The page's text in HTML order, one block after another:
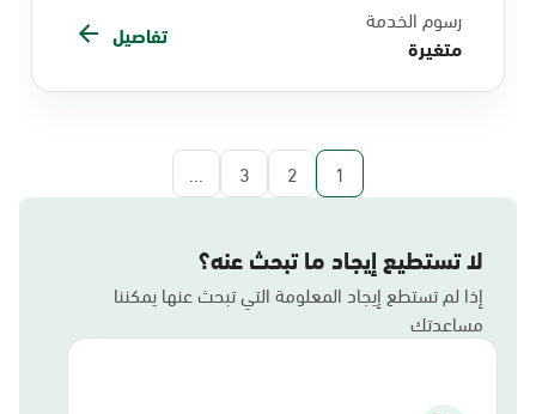
رسوم الخدمة
متغيرة
تفاصيل
1
2
3
...
لا تستطيع إيجاد ما تبحث عنه؟
إذا لم تستطع إيجاد المعلومة التي تبحث عنها يمكننا
مساعدتك